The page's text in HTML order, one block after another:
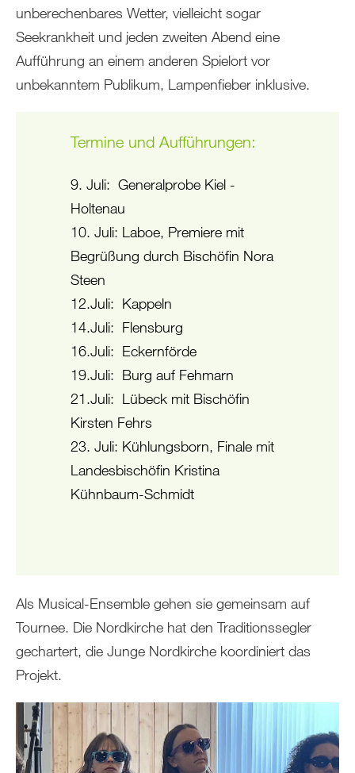
unberechenbares Wetter, vielleicht sogar
Seekrankheit und jeden zweiten Abend eine
Aufführung an einem anderen Spielort vor
unbekanntem Publikum, Lampenfieber inklusive.
Termine und Aufführungen:
9. Juli: Generalprobe Kiel -
Holtenau
10. Juli: Laboe, Premiere mit
Begrüßung durch Bischöfin Nora
Steen
12.Juli: Kappeln
14.Juli: Flensburg
16.Juli: Eckernförde
19.Juli: Burg auf Fehmarn
21.Juli: Lübeck mit Bischöfin
Kirsten Fehrs
23. Juli: Kühlungsborn, Finale mit
Landesbischöfin Kristina
Kühnbaum-Schmidt
Als Musical-Ensemble gehen sie gemeinsam auf
Tournee. Die Nordkirche hat den Traditionssegler
gechartert, die Junge Nordkirche koordiniert das
Projekt.